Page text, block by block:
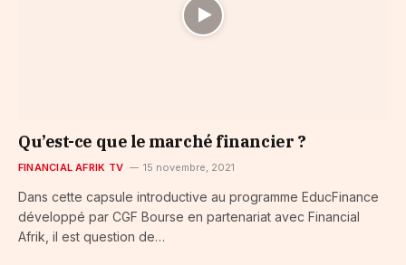
Qu’est-ce que le marché financier ?
FINANCIAL AFRIK TV 15 novembre, 2021
Dans cette capsule introductive au programme EducFinance
développé par CGF Bourse en partenariat avec Financial
Afrik, il est question de…